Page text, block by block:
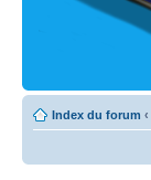
Index du forum ‹